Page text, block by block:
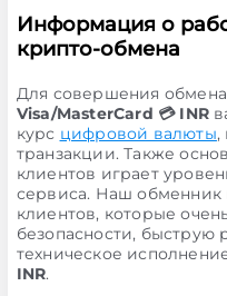
Информация о
крипто-обмена
Для совершения обмена
Visa/MasterCard 💳 INR
курс цифровой валюты,
транзакции. Также
клиентов играет
сервиса. Наш обменник
клиентов, которые
безопасности, быструю
техническое
INR.